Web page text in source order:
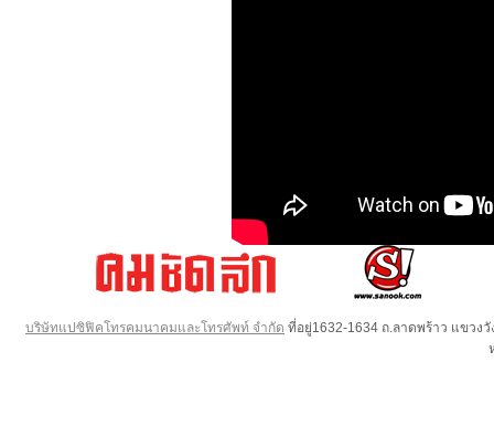
บริษัทแปซิฟิคโทรคมนาคมและโทรศัพท์ จำกัด ที่อยู่1632-1634 ถ.ลาดพร้าว แขวง